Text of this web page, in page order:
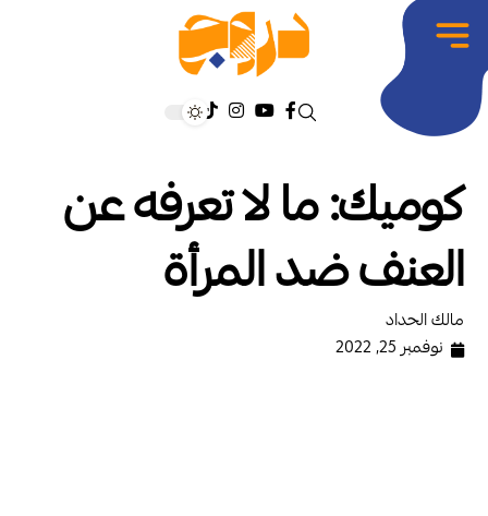
كوميك: ما لا تعرفه عن
العنف ضد المرأة
مالك الحداد
نوفمبر 25, 2022